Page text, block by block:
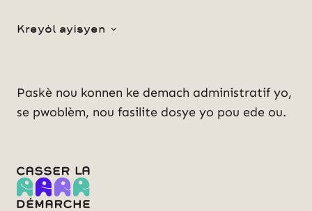
Kreyòl ayisyen
Paskè nou konnen ke demach administratif yo,
se pwoblèm, nou fasilite dosye yo pou ede ou.